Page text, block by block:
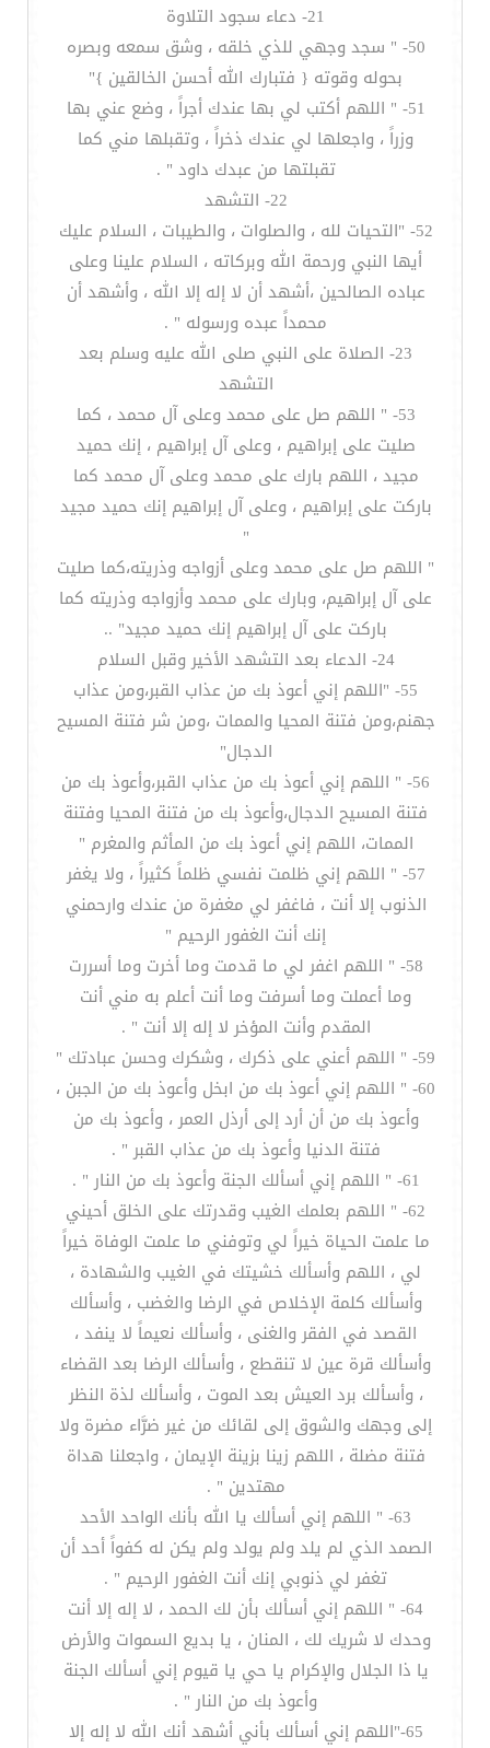
21- دعاء سجود التلاوة
50- " سجد وجهي للذي خلقه ، وشق سمعه وبصره
بحوله وقوته { فتبارك الله أحسن الخالقين }"
51- " اللهم أكتب لي بها عندك أجراً ، وضع عني بها
وزراً ، واجعلها لي عندك ذخراً ، وتقبلها مني كما
تقبلتها من عبدك داود " .
22- التشهد
52- "التحيات لله ، والصلوات ، والطيبات ، السلام عليك
أيها النبي ورحمة الله وبركاته ، السلام علينا وعلى
عباده الصالحين ،أشهد أن لا إله إلا الله ، وأشهد أن
محمداً عبده ورسوله " .
23- الصلاة على النبي صلى الله عليه وسلم بعد
التشهد
53- " اللهم صل على محمد وعلى آل محمد ، كما
صليت على إبراهيم ، وعلى آل إبراهيم ، إنك حميد
مجيد ، اللهم بارك على محمد وعلى آل محمد كما
باركت على إبراهيم ، وعلى آل إبراهيم إنك حميد مجيد
"
" اللهم صل على محمد وعلى أزواجه وذريته،كما صليت
على آل إبراهيم، وبارك على محمد وأزواجه وذريته كما
باركت على آل إبراهيم إنك حميد مجيد" ..
24- الدعاء بعد التشهد الأخير وقبل السلام
55- "اللهم إني أعوذ بك من عذاب القبر،ومن عذاب
جهنم،ومن فتنة المحيا والممات ،ومن شر فتنة المسيح
الدجال"
56- " اللهم إني أعوذ بك من عذاب القبر،وأعوذ بك من
فتنة المسيح الدجال،وأعوذ بك من فتنة المحيا وفتنة
الممات، اللهم إني أعوذ بك من المأثم والمغرم "
57- " اللهم إني ظلمت نفسي ظلماً كثيراً ، ولا يغفر
الذنوب إلا أنت ، فاغفر لي مغفرة من عندك وارحمني
إنك أنت الغفور الرحيم "
58- " اللهم اغفر لي ما قدمت وما أخرت وما أسررت
وما أعملت وما أسرفت وما أنت أعلم به مني أنت
المقدم وأنت المؤخر لا إله إلا أنت " .
59- " اللهم أعني على ذكرك ، وشكرك وحسن عبادتك "
60- " اللهم إني أعوذ بك من ابخل وأعوذ بك من الجبن ،
وأعوذ بك من أن أرد إلى أرذل العمر ، وأعوذ بك من
فتنة الدنيا وأعوذ بك من عذاب القبر " .
61- " اللهم إني أسألك الجنة وأعوذ بك من النار " .
62- " اللهم بعلمك الغيب وقدرتك على الخلق أحيني
ما علمت الحياة خيراً لي وتوفني ما علمت الوفاة خيراً
لي ، اللهم وأسألك خشيتك في الغيب والشهادة ،
وأسألك كلمة الإخلاص في الرضا والغضب ، وأسألك
القصد في الفقر والغنى ، وأسألك نعيماً لا ينفد ،
وأسألك قرة عين لا تنقطع ، وأسألك الرضا بعد القضاء
، وأسألك برد العيش بعد الموت ، وأسألك لذة النظر
إلى وجهك والشوق إلى لقائك من غير ضرَّاء مضرة ولا
فتنة مضلة ، اللهم زينا بزينة الإيمان ، واجعلنا هداة
مهتدين " .
63- " اللهم إني أسألك يا الله بأنك الواحد الأحد
الصمد الذي لم يلد ولم يولد ولم يكن له كفواً أحد أن
تغفر لي ذنوبي إنك أنت الغفور الرحيم " .
64- " اللهم إني أسألك بأن لك الحمد ، لا إله إلا أنت
وحدك لا شريك لك ، المنان ، يا بديع السموات والأرض
يا ذا الجلال والإكرام يا حي يا قيوم إني أسألك الجنة
وأعوذ بك من النار " .
65-"اللهم إني أسألك بأني أشهد أنك الله لا إله إلا